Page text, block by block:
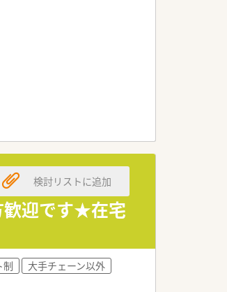
歓迎です★在宅
検討リストに追加
制
大手チェーン以外